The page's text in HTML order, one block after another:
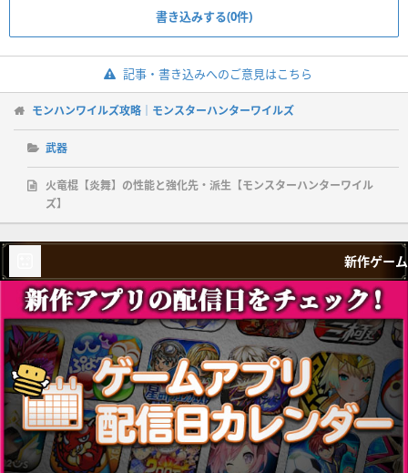
書き込みする(0件)
記事・書き込みへのご意見はこちら
モンハンワイルズ攻略｜モンスターハンターワイルズ
武器
火竜棍【炎舞】の性能と強化先・派生【モンスターハンターワイル
ズ】
新作ゲーム